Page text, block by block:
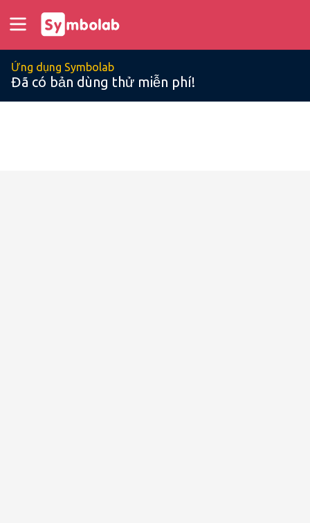
Ứng dụng Symbolab
Đã có bản dùng thử miễn phí!